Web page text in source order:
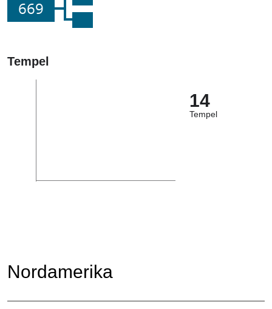
669
Tempel
14
Tempel
Nordamerika